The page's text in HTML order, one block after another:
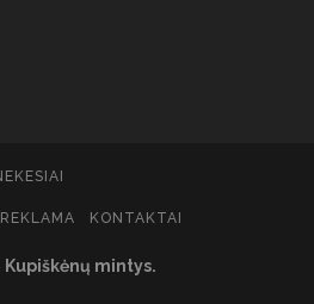
Kupiškėnų mintys.
REKLAMA KONTAKTAI